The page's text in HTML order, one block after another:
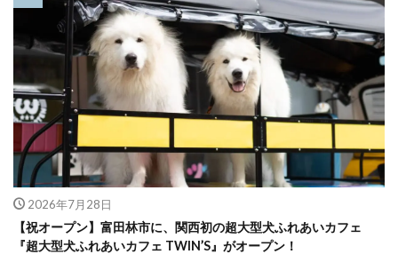
2026年7月28日
【祝オープン】富田林市に、関西初の超大型犬ふれあいカフェ
『超大型犬ふれあいカフェ TWIN’S』がオープン！